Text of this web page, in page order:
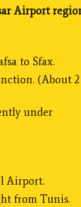
Airport
to Sfax.
(About
under
Airport.
from Tunis.